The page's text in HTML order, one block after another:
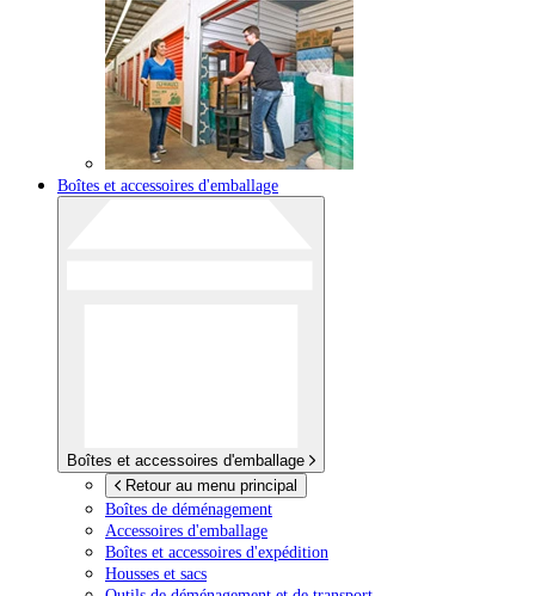
Boîtes et accessoires d'emballage
Boîtes et accessoires d'emballage
Retour au menu principal
Boîtes de déménagement
Accessoires d'emballage
Boîtes et accessoires d'expédition
Housses et sacs